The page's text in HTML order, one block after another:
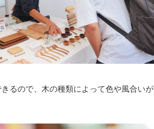
るので、木の種類によって色や風合いが